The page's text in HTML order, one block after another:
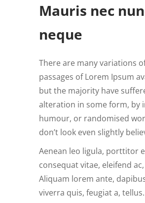
Mauris nec
neque
There are many variations
passages of Lorem Ipsum
but the majority have
alteration in some form, by
humour, or randomised
don’t look even slightly
Aenean leo ligula, porttitor
consequat vitae, eleifend
Aliquam lorem ante,
viverra quis, feugiat a, tellus.